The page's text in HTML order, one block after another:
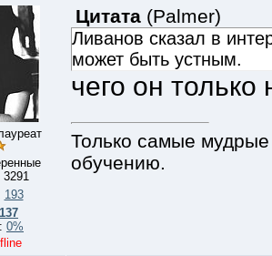
3291
193
137
0%
Цитата(Palmer)
Ливанов сказал в
может быть устным.
чего он только
Только самые
обучению.